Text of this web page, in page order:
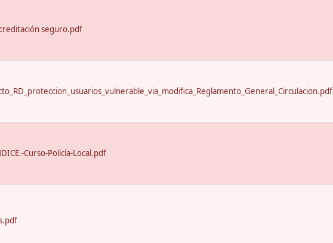
seguro.pdf
Curso-Policía-Local.pdf